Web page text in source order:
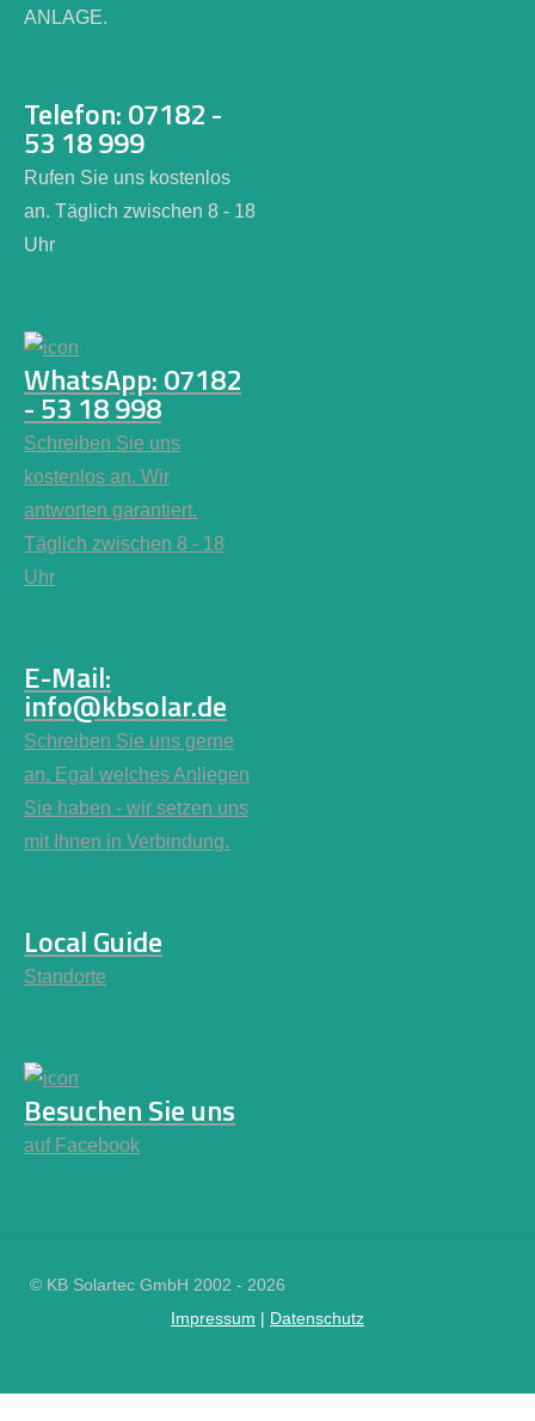
ANLAGE.
Telefon: 07182 -
53 18 999
Rufen Sie uns kostenlos
an. Täglich zwischen 8 - 18
Uhr
WhatsApp: 07182
- 53 18 998
Schreiben Sie uns
kostenlos an. Wir
antworten garantiert.
Täglich zwischen 8 - 18
Uhr
E-Mail:
info@kbsolar.de
Schreiben Sie uns gerne
an. Egal welches Anliegen
Sie haben - wir setzen uns
mit Ihnen in Verbindung.
Local Guide
Standorte
Besuchen Sie uns
auf Facebook
© KB Solartec GmbH 2002 - 2026
Impressum | Datenschutz